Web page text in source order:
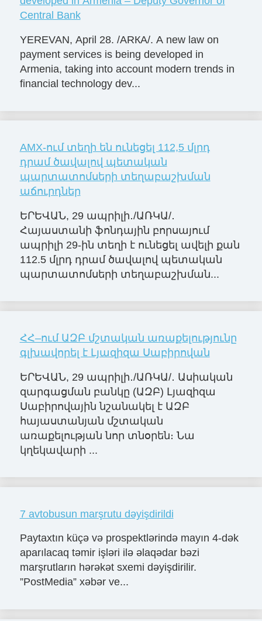
Central Bank
YEREVAN, April 28. /ARКА/. A new law on
payment services is being developed in
Armenia, taking into account modern trends in
financial technology dev...
AMX-ում տեղի են ունեցել 112,5 մլրդ
դրամ ծավալով պետական
պարտատոմսերի տեղաբաշխման
աճուրդներ
ԵՐԵՎԱՆ, 29 ապրիլի․/ԱՌԿԱ/․
Հայաստանի ֆոնդային բորսայում
ապրիլի 29-ին տեղի է ունեցել ավելի քան
112.5 մլրդ դրամ ծավալով պետական
պարտատոմսերի տեղաբաշխման...
ՀՀ–ում ԱԶԲ մշտական առաքելությունը
գլխավորել է Լյազիզա Սաբիրովան
ԵՐԵՎԱՆ, 29 ապրիլի․/ԱՌԿԱ/․ Ասիական
զարգացման բանկը (ԱԶԲ) Լյազիզա
Սաբիրովային նշանակել է ԱԶԲ
հայաստանյան մշտական
առաքելության նոր տնօրեն։ Նա
կղեկավարի ...
7 avtobusun marşrutu dəyişdirildi
Paytaxtın küçə və prospektlərində mayın 4-dək
aparılacaq təmir işləri ilə əlaqədar bəzi
marşrutların hərəkət sxemi dəyişdirilir.
”PostMedia” xəbər ve...